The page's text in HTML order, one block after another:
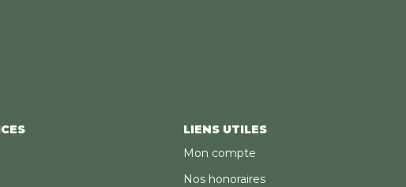
LIENS UTILES
Mon compte
Nos honoraires